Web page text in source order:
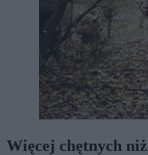
Więcej chętnych